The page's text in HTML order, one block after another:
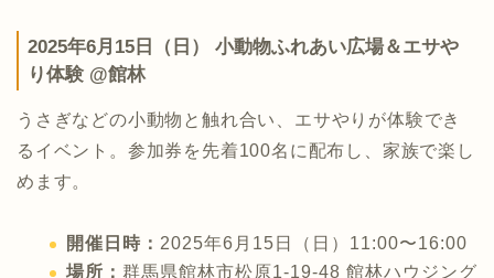
2025年6月15日（日） 小動物ふれあい広場＆エサや
り体験 @館林
うさぎなどの小動物と触れ合い、エサやりが体験でき
るイベント。参加券を先着100名に配布し、家族で楽し
めます。
開催日時： 2025年6月15日（日）11:00〜16:00
場所： 群馬県館林市松原1-19-48 館林ハウジング